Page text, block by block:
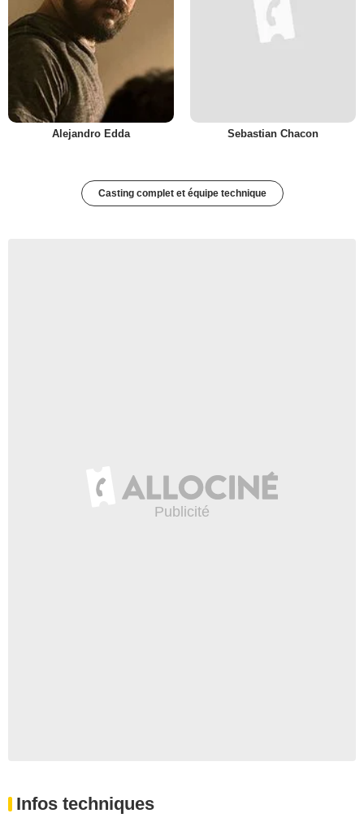
Alejandro Edda Sebastian Chacon
Casting complet et équipe technique
Infos techniques